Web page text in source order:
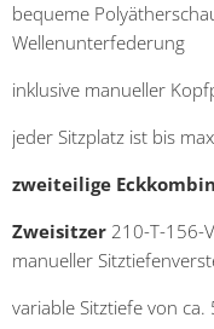
bequeme
Wellenunterfederung
inklusive manueller
jeder Sitzplatz ist bis
zweiteilige
Zweisitzer 210-T-156-
manueller
variable Sitztiefe von ca.